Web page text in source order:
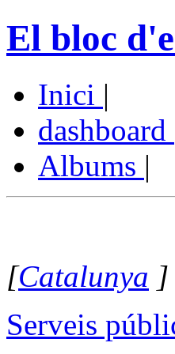
El bloc
Inici |
dashboard
Albums |
[Catalunya ]
Serveis